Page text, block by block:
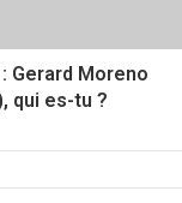
Gerard Moreno
qui es-tu ?